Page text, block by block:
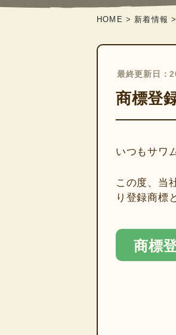
HOME > 新着情報
商標登
最終更新日：
いつもサワ
この度、当
り登録商標
商標